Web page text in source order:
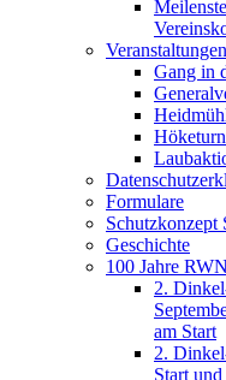
Veranstaltungen
Gang in
Formulare
Schutzkonzept
Geschichte
100 Jahre
2.
am Start
2.
Start